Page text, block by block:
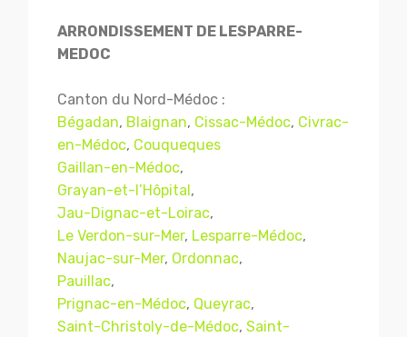
ARRONDISSEMENT DE LESPARRE-
MEDOC
Canton du Nord-Médoc :
Bégadan, Blaignan, Cissac-Médoc, Civrac-
en-Médoc, Couqueques
Gaillan-en-Médoc,
Grayan-et-l’Hôpital,
Jau-Dignac-et-Loirac,
Le Verdon-sur-Mer, Lesparre-Médoc,
Naujac-sur-Mer, Ordonnac,
Pauillac,
Prignac-en-Médoc, Queyrac,
Saint-Christoly-de-Médoc, Saint-
Mentions légales
© Copyright 2018 - 2021TERMISER
TRAITEMENT
référencé par© MACWIN